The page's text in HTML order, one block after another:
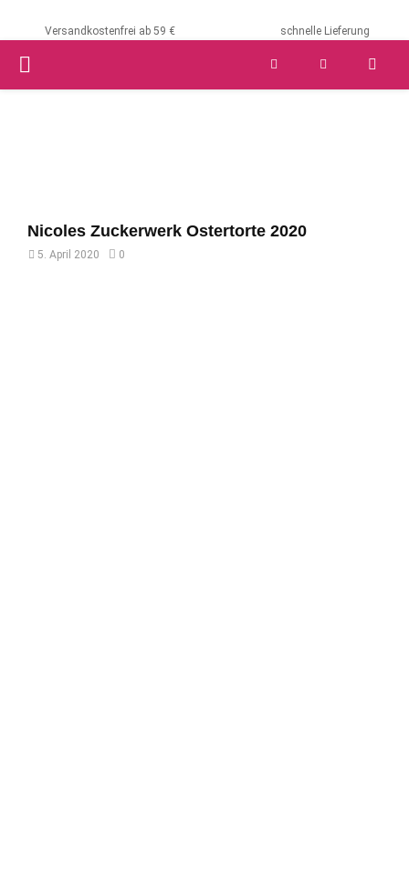
Versandkostenfrei ab 59 € schnelle Lieferung
PRIMARY
Nicoles Zuckerwerk Ostertorte 2020
5. April 2020 0